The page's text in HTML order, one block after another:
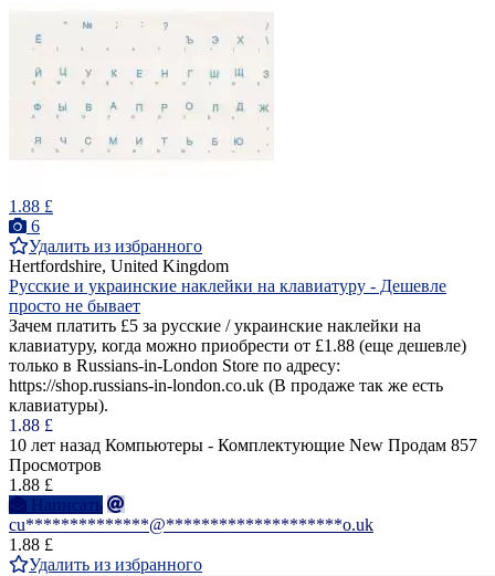
1.88 £
6
Удалить из избранного
Hertfordshire, United Kingdom
Русские и украинские наклейки на клавиатуру - Дешевле
просто не бывает
Зачем платить £5 за русские / украинские наклейки на
клавиатуру, когда можно приобрести от £1.88 (еще дешевле)
только в Russians-in-London Store по адресу:
https://shop.russians-in-london.co.uk (В продаже так же есть
клавиатуры).
1.88 £
10 лет назад Компьютеры - Комплектующие New Продам 857
Просмотров
1.88 £
Написать
cu**************@********************o.uk
1.88 £
Удалить из избранного